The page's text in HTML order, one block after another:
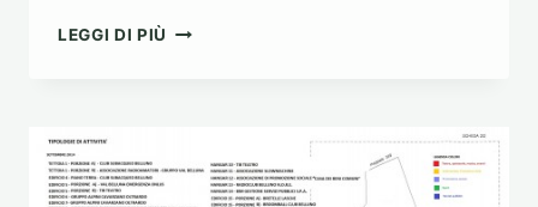
LEGGI DI PIÙ PLANIMETRIA